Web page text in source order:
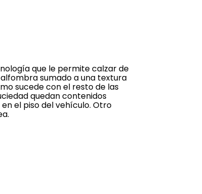
que le permite calzar de
sumado a una textura
sucede con el resto de las
quedan contenidos
el piso del vehículo. Otro